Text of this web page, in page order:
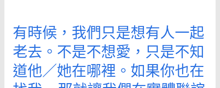
有時候，我們只是想有人一起
老去。不是不想愛，只是不知
道他／她在哪裡。如果你也在
有
時
候，
我
們